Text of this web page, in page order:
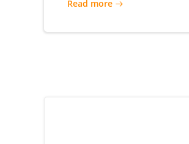
Read more